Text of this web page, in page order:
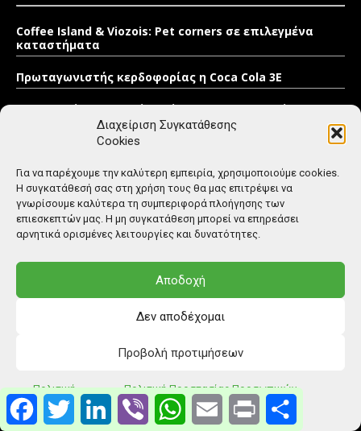
Διαχείριση Συγκατάθεσης
Cookies
Για να παρέχουμε την καλύτερη εμπειρία, χρησιμοποιούμε cookies.
Η συγκατάθεσή σας στη χρήση τους θα μας επιτρέψει να
γνωρίσουμε καλύτερα τη συμπεριφορά πλοήγησης των
επιεσκεπτών μας. Η μη συγκατάθεση μπορεί να επηρεάσει
αρνητικά ορισμένες λειτουργίες και δυνατότητες.
Αποδοχή
Δεν αποδέχομαι
Προβολή προτιμήσεων
Πολιτική
Cookies
Πολιτική Προστασίας Προσωπικών
Δεδομένων
Coffee Island & Viozois: Pet corners σε επιλεγμένα
καταστήματα
Πρωταγωνιστής κερδοφορίας η Coca Cola 3E
Το φυσικό μεταλλικό νερό ΒΙΚΟΣ στο πλευρό της
αθλήτριας Γεωργίας Δαμασιώτη
τα χαρμάνια, όχι από τις σπάνιες μικροπαρτίδες
Η επανάσταση του «Low Caf»
Προσωπικά Δεδομένα
Δήλωση συμμόρφωσης (2018/334)
Πολιτική Cookies (ΕΕ)
Επικοινωνία
FacebookTwitter LinkedIn Viber WhatsAppEmail Print